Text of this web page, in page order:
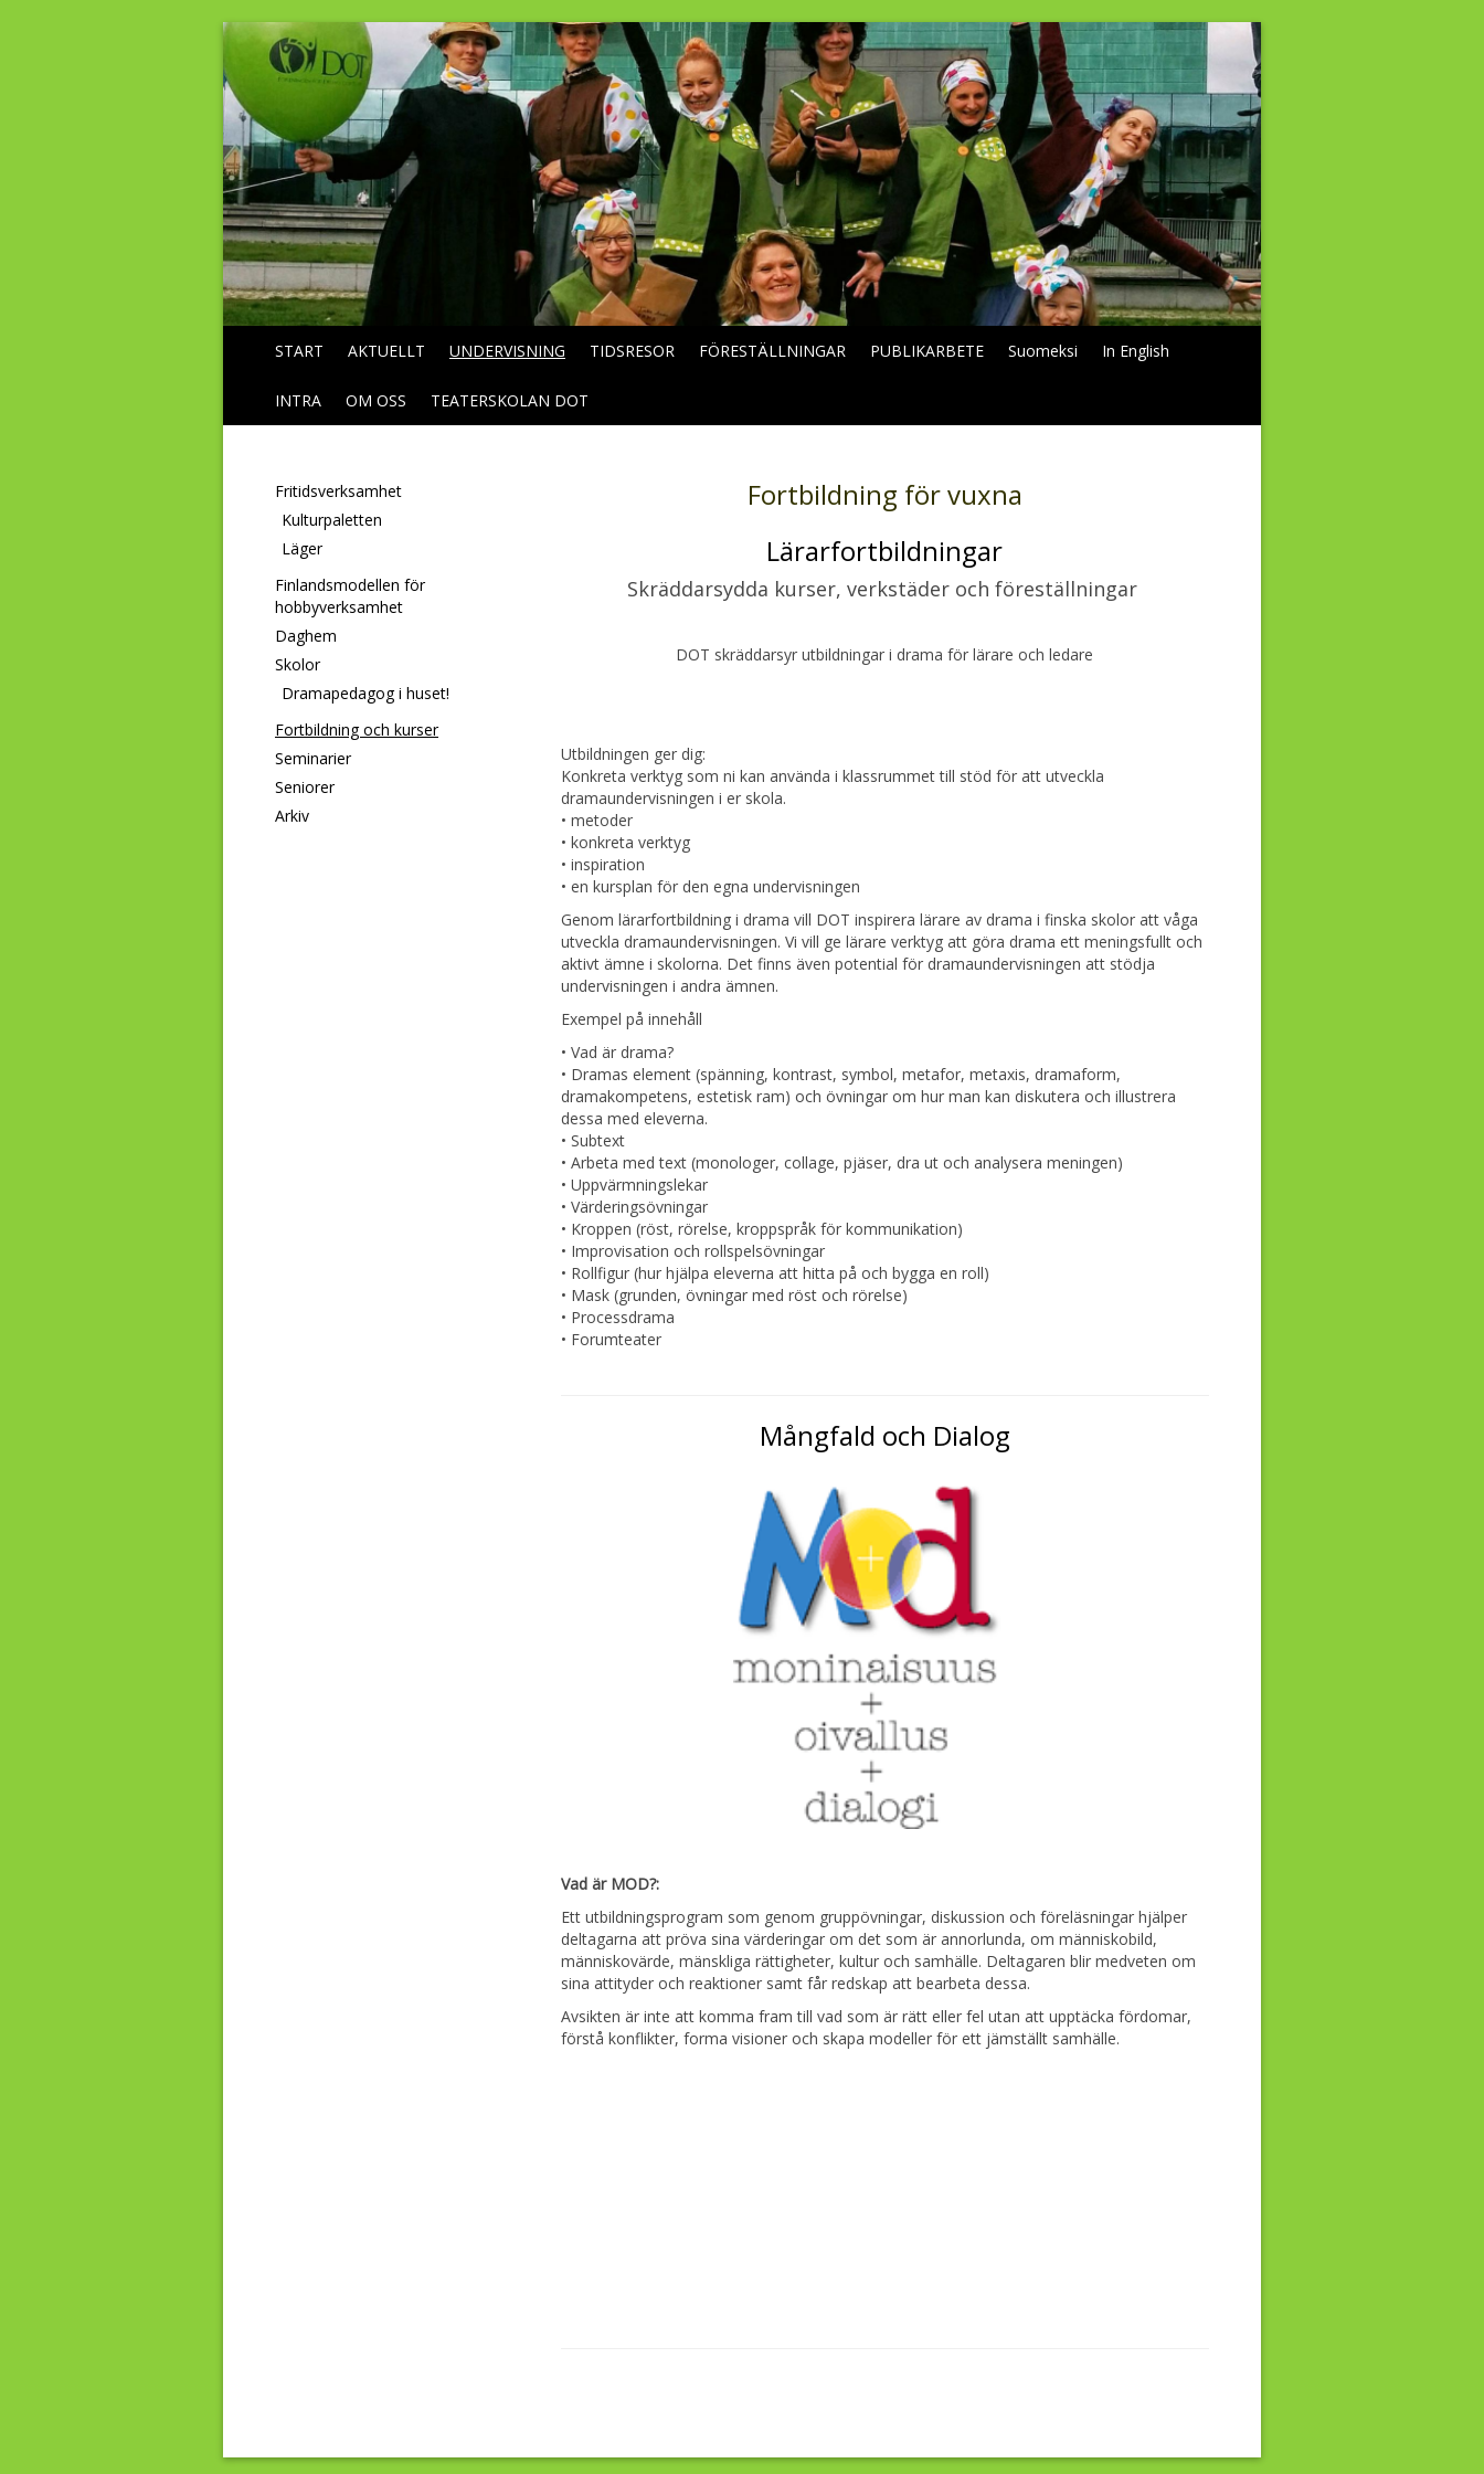
START AKTUELLT UNDERVISNING TIDSRESOR FÖRESTÄLLNINGAR PUBLIKARBETE Suomeksi In English
INTRA OM OSS TEATERSKOLAN DOT
Fritidsverksamhet
Kulturpaletten
Läger
Finlandsmodellen för
hobbyverksamhet
Daghem
Skolor
Dramapedagog i huset!
Fortbildning och kurser
Seminarier
Seniorer
Arkiv
Fortbildning för vuxna
Lärarfortbildningar
Skräddarsydda kurser, verkstäder och föreställningar
DOT skräddarsyr utbildningar i drama för lärare och ledare
Utbildningen ger dig:
Konkreta verktyg som ni kan använda i klassrummet till stöd för att utveckla
dramaundervisningen i er skola.
• metoder
• konkreta verktyg
• inspiration
• en kursplan för den egna undervisningen
Genom lärarfortbildning i drama vill DOT inspirera lärare av drama i finska skolor att våga
utveckla dramaundervisningen. Vi vill ge lärare verktyg att göra drama ett meningsfullt och
aktivt ämne i skolorna. Det finns även potential för dramaundervisningen att stödja
undervisningen i andra ämnen.
Exempel på innehåll
• Vad är drama?
• Dramas element (spänning, kontrast, symbol, metafor, metaxis, dramaform,
dramakompetens, estetisk ram) och övningar om hur man kan diskutera och illustrera
dessa med eleverna.
• Subtext
• Arbeta med text (monologer, collage, pjäser, dra ut och analysera meningen)
• Uppvärmningslekar
• Värderingsövningar
• Kroppen (röst, rörelse, kroppspråk för kommunikation)
• Improvisation och rollspelsövningar
• Rollfigur (hur hjälpa eleverna att hitta på och bygga en roll)
• Mask (grunden, övningar med röst och rörelse)
• Processdrama
• Forumteater
Mångfald och Dialog
Vad är MOD?:
Ett utbildningsprogram som genom gruppövningar, diskussion och föreläsningar hjälper
deltagarna att pröva sina värderingar om det som är annorlunda, om människobild,
människovärde, mänskliga rättigheter, kultur och samhälle. Deltagaren blir medveten om
sina attityder och reaktioner samt får redskap att bearbeta dessa.
Avsikten är inte att komma fram till vad som är rätt eller fel utan att upptäcka fördomar,
förstå konflikter, forma visioner och skapa modeller för ett jämställt samhälle.